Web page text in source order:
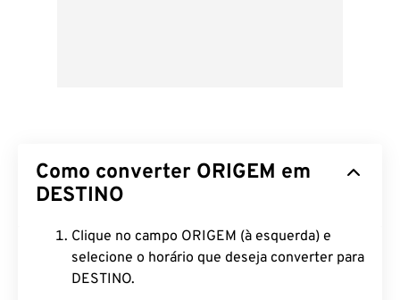
Como converter ORIGEM em
DESTINO
Clique no campo ORIGEM (à esquerda) e
selecione o horário que deseja converter para
DESTINO.